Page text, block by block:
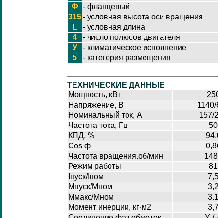
Ф - фланцевый
315- условная высота оси вращения
L
- условная длина
4
- число полюсов двигателя
У
- климатическое исполнение
5
- категория размещения
ТЕХНИЧЕСКИЕ ДАННЫЕ
Мощность, кВт
Напряжение, В
Номинальный ток, А
157/
Частота тока, Гц
50
КПД, %
Cos ф
Частота вращения.об/мин
Режим работы
81
Iпуск/Iном
7,5
Мпуск/Мном
3,2
Ммакс/Мном
3,1
Момент инерции, кг·м2
3,7